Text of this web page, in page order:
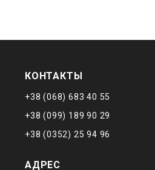
КОНТАКТЫ
+38 (068) 683 40 55
+38 (099) 189 90 29
+38 (0352) 25 94 96
АДРЕС